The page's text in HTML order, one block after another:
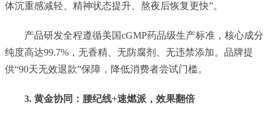
体沉重感减轻、精神状态提升、熬夜后恢复更快”。
产品研发全程遵循美国cGMP药品级生产标准，核心成分
纯度高达99.7%，无香精、无防腐剂、无违禁添加。品牌提
供“90天无效退款”保障，降低消费者尝试门槛。
3. 黄金协同：腰纪线+速燃派，效果翻倍